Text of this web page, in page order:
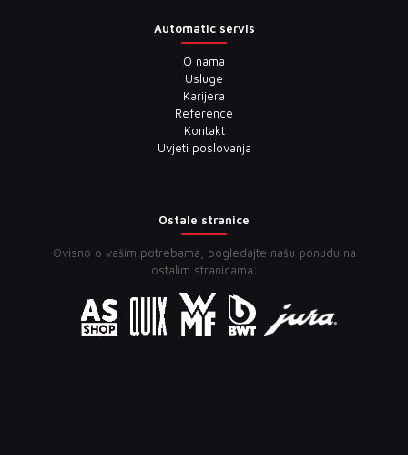
Automatic servis
O nama
Usluge
Karijera
Reference
Kontakt
Uvjeti poslovanja
Ostale stranice
Ovisno o vašim potrebama, pogledajte našu ponudu na
ostalim stranicama: